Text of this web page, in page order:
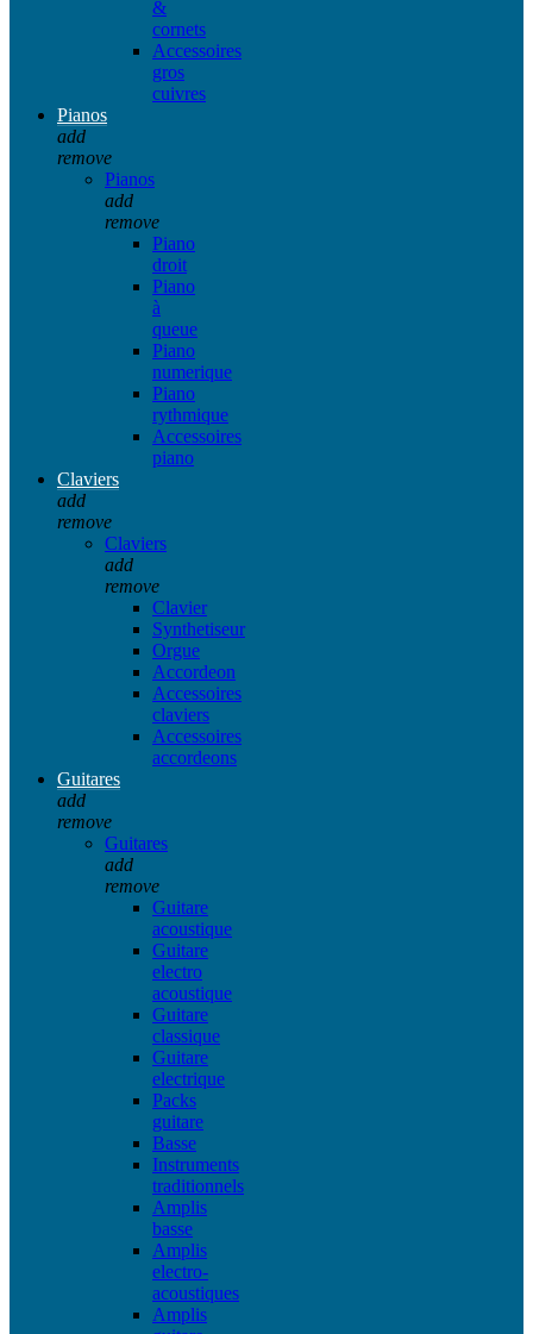
&
cornets
Accessoires
gros
cuivres
Pianos
add
remove
Pianos
add
remove
Piano
droit
Piano
à
queue
Piano
numerique
Piano
rythmique
Accessoires
piano
Claviers
add
remove
Claviers
add
remove
Clavier
Synthetiseur
Orgue
Accordeon
Accessoires
claviers
Accessoires
accordeons
Guitares
add
remove
Guitares
add
remove
Guitare
acoustique
Guitare
electro
acoustique
Guitare
classique
Guitare
electrique
Packs
guitare
Basse
Instruments
traditionnels
Amplis
basse
Amplis
electro-
acoustiques
Amplis